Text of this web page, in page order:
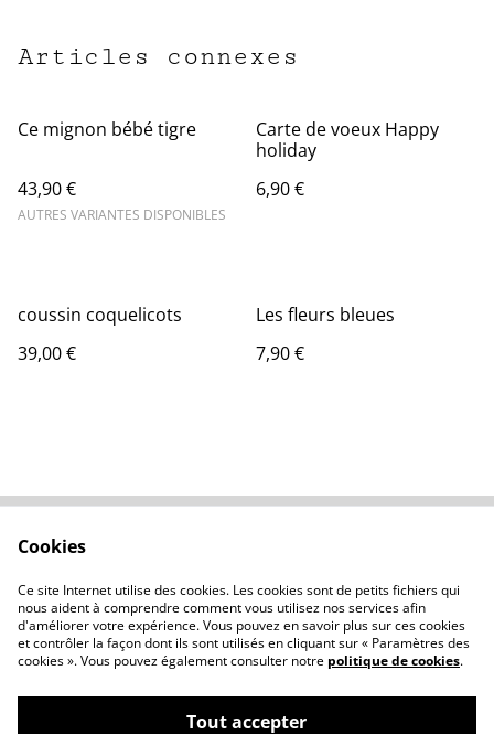
Articles connexes
Ce mignon bébé tigre
43,90 €
AUTRES VARIANTES DISPONIBLES
Carte de voeux Happy
holiday
6,90 €
coussin coquelicots
39,00 €
Les fleurs bleues
7,90 €
Politique de
confidentialité
Politique de cookies
Cookies
Ce site Internet utilise des cookies. Les cookies sont de petits fichiers qui
nous aident à comprendre comment vous utilisez nos services afin
d'améliorer votre expérience. Vous pouvez en savoir plus sur ces cookies
et contrôler la façon dont ils sont utilisés en cliquant sur « Paramètres des
cookies ». Vous pouvez également consulter notre politique de cookies.
Tout accepter